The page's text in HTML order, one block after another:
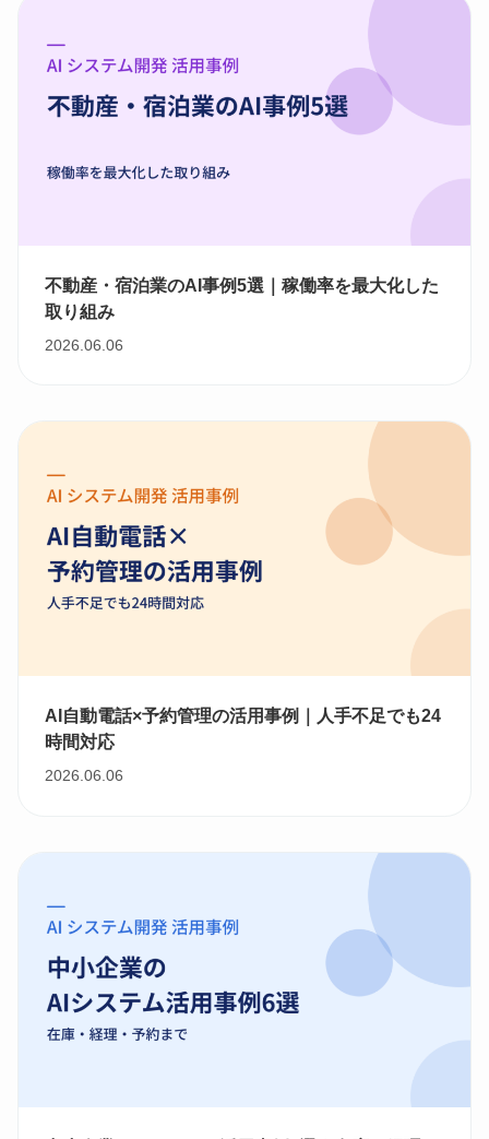
不動産・宿泊業のAI事例5選｜稼働率を最大化した
取り組み
2026.06.06
AI自動電話×予約管理の活用事例｜人手不足でも24
時間対応
2026.06.06